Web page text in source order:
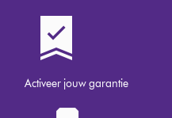
Activeer jouw garantie